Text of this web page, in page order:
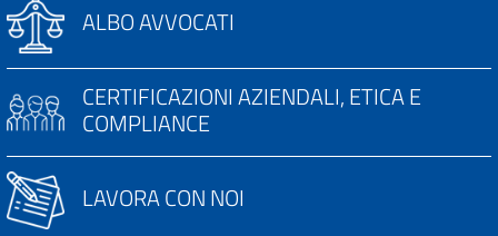
ALBO AVVOCATI
CERTIFICAZIONI AZIENDALI, ETICA E
COMPLIANCE
LAVORA CON NOI